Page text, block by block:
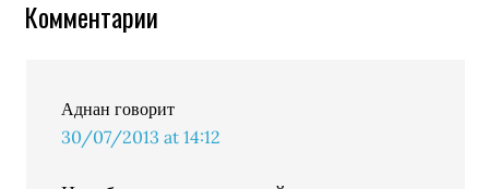
Комментарии
Аднан говорит
30/07/2013 at 14:12